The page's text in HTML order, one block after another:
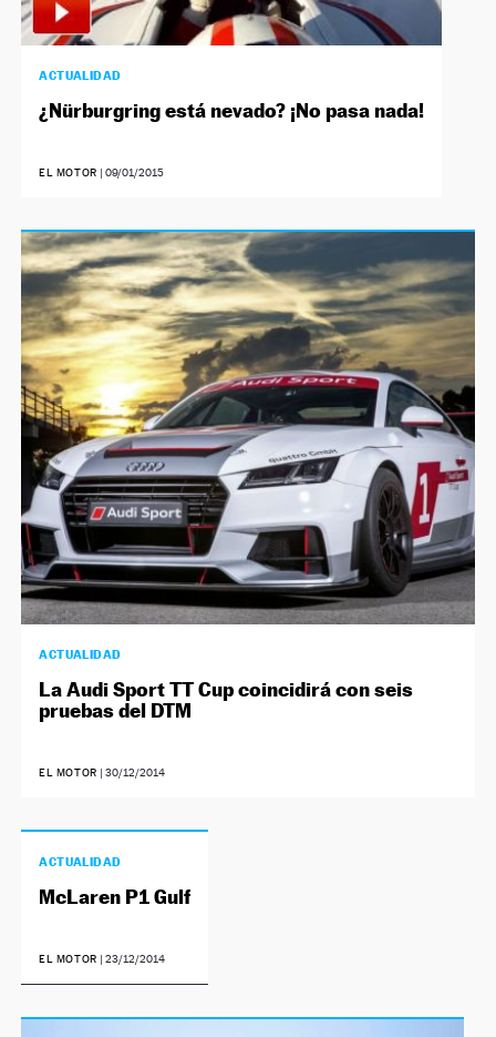
ACTUALIDAD
¿Nürburgring está nevado? ¡No pasa nada!
EL MOTOR | 09/01/2015
ACTUALIDAD
La Audi Sport TT Cup coincidirá con seis
pruebas del DTM
EL MOTOR | 30/12/2014
ACTUALIDAD
McLaren P1 Gulf
EL MOTOR | 23/12/2014